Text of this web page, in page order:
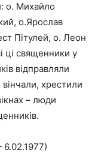
о. Михайло
о.Ярослав
Пітулей, о. Леон
ці священники у
відправляли
хрестили
– люди